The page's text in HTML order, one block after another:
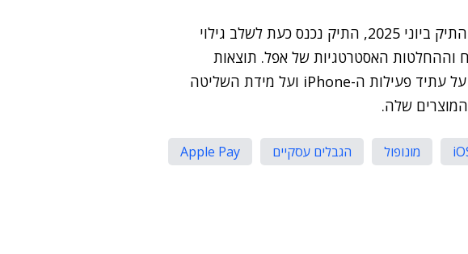
לאחר הסירוב לבקשתה המוקדמת של אפל לדחות את התיק ביוני 2025, התיק נכנס כעת לשלב גילוי
וההחלטות האסטרטגיות של אפל. תוצאות
המשפט הן בעלות פוטנציאל להשפיע באופן משמעותי על עתיד פעילות ה-iPhone ועל מידת השליטה
שלה.
מונופול הגבלים עסקיים
Apple Pay